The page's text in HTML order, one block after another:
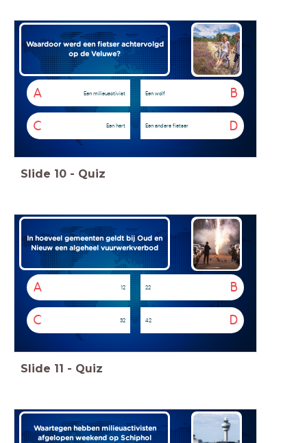
Waardoor werd een fietser achtervolgd
op de Veluwe?
A Een milieuactivist B
Een wolf
C Een hert D
Een andere fietser
Slide 10 - Quiz
In hoeveel gemeenten geldt bij Oud en
Nieuw een algeheel vuurwerkverbod
A 12 B
22
C 32 D
42
Slide 11 - Quiz
Waartegen hebben milieuactivisten
afgelopen weekend op Schiphol